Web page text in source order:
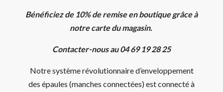
Bénéficiez de 10% de remise en boutique grâce à
notre carte du magasin.
Contacter-nous au 04 69 19 28 25
Notre système révolutionnaire d’enveloppement
des épaules (manches connectées) est connecté à